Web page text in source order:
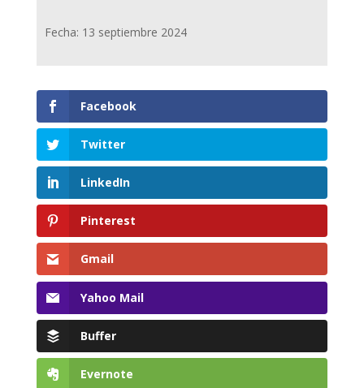
Fecha: 13 septiembre 2024
Facebook
Twitter
LinkedIn
Pinterest
Gmail
Yahoo Mail
Buffer
Evernote